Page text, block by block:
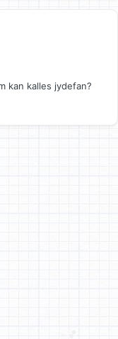
kan kalles jydefan?